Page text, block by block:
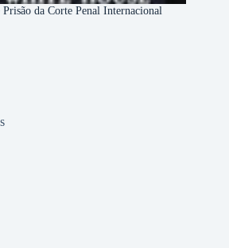
da Corte Penal Internacional